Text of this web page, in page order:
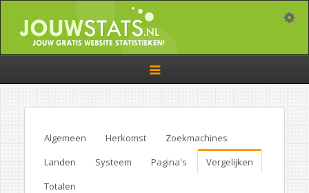
Toggle
navigation
Algemeen Herkomst
Zoekmachines
Landen
Systeem Pagina's
Vergelijken
Totalen